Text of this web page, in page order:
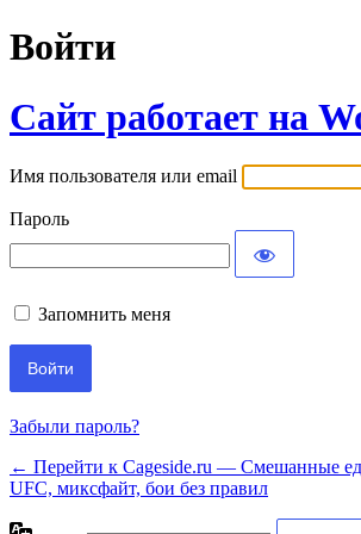
Войти
Сайт работает на
Имя пользователя или email
Пароль
Запомнить меня
Забыли пароль?
← Перейти к Cageside.ru — Смешанные
UFC, миксфайт, бои без правил